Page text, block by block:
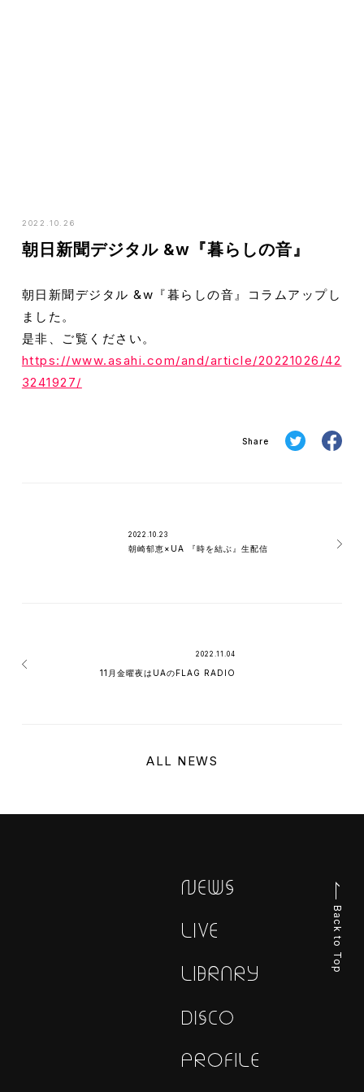
2022.10.26
朝日新聞デジタル &w『暮らしの音』
朝日新聞デジタル &w『暮らしの音』コラムアップし
ました。
是非、ご覧ください。
https://www.asahi.com/and/article/20221026/42
3241927/
Share
2022.10.23
朝崎郁恵×UA 『時を結ぶ』生配信
2022.11.04
11月金曜夜はUAのFLAG RADIO
ALL NEWS
Back to Top